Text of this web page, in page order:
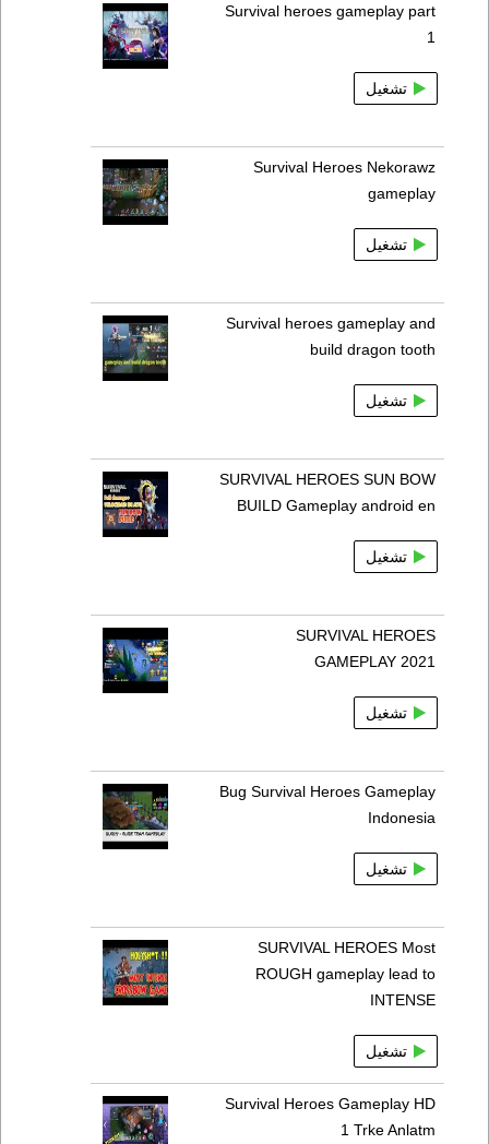
Survival heroes gameplay part
1
تشغيل
Survival Heroes Nekorawz
gameplay
تشغيل
Survival heroes gameplay and
build dragon tooth
تشغيل
SURVIVAL HEROES SUN BOW
BUILD Gameplay android en
تشغيل
SURVIVAL HEROES
GAMEPLAY 2021
تشغيل
Bug Survival Heroes Gameplay
Indonesia
تشغيل
SURVIVAL HEROES Most
ROUGH gameplay lead to
INTENSE
تشغيل
Survival Heroes Gameplay HD
1 Trke Anlatm